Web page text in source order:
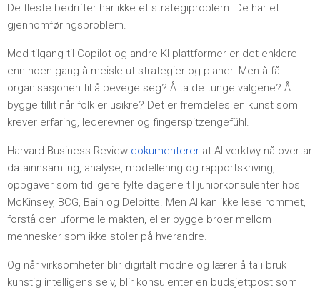
De fleste bedrifter har ikke et strategiproblem. De har et
gjennomføringsproblem.
Med tilgang til Copilot og andre KI-plattformer er det enklere
enn noen gang å meisle ut strategier og planer. Men å få
organisasjonen til å bevege seg? Å ta de tunge valgene? Å
bygge tillit når folk er usikre? Det er fremdeles en kunst som
krever erfaring, lederevner og fingerspitzengefühl.
Harvard Business Review dokumenterer at AI-verktøy nå overtar
datainnsamling, analyse, modellering og rapportskriving,
oppgaver som tidligere fylte dagene til juniorkonsulenter hos
McKinsey, BCG, Bain og Deloitte. Men AI kan ikke lese rommet,
forstå den uformelle makten, eller bygge broer mellom
mennesker som ikke stoler på hverandre.
Og når virksomheter blir digitalt modne og lærer å ta i bruk
kunstig intelligens selv, blir konsulenter en budsjettpost som